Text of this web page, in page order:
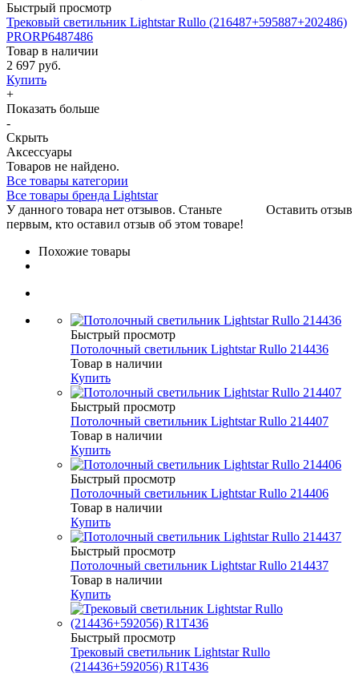
Быстрый просмотр
Трековый светильник Lightstar Rullo (216487+595887+202486)
PRORP6487486
Товар в наличии
2 697 руб.
Купить
+
Показать больше
-
Скрыть
Аксессуары
Товаров не найдено.
Все товары категории
Все товары бренда Lightstar
Оставить отзыв
У данного товара нет отзывов. Станьте
первым, кто оставил отзыв об этом товаре!
Похожие товары
Быстрый просмотр
Потолочный светильник Lightstar Rullo 214436
Товар в наличии
Купить
Быстрый просмотр
Потолочный светильник Lightstar Rullo 214407
Товар в наличии
Купить
Быстрый просмотр
Потолочный светильник Lightstar Rullo 214406
Товар в наличии
Купить
Быстрый просмотр
Потолочный светильник Lightstar Rullo 214437
Товар в наличии
Купить
Быстрый просмотр
Трековый светильник Lightstar Rullo
(214436+592056) R1T436